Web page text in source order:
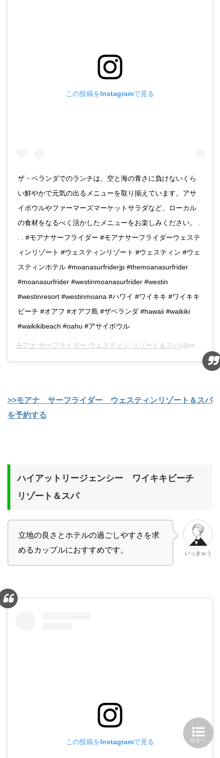
この投稿をInstagramで見る
ザ・ベランダでのランチは、空と海の青さに負けないくら
い鮮やかで元気の出るメニューを取り揃えています。アサ
イボウルやファーマーズマーケットサラダなど、ローカル
の食材をなるべく活かしたメニューをお楽しみください。 .
. . #モアナサーフライダー #モアナサーフライダーウェステ
ィンリゾート #ウェスティンリゾート #ウェスティン #ウェ
スティンホテル #moanasurfriderjp #themoanasurfrider
#moanasurfrider #westinmoanasurfrider #westin
#westinresort #westinmoana #ハワイ #ワイキキ #ワイキキ
ビーチ #オアフ #オアフ島 #ザベランダ #hawaii #waikiki
#waikikibeach #oahu #アサイボウル
モアナ サーフライダー ウェスティン リゾート＆スパ(@moanasurfriderjp)がシェアした投稿 -
>>モアナ サーフライダー ウェスティンリゾート＆スパ
を予約する
ハイアットリージェンシー ワイキキビーチ
リゾート＆スパ
立地の良さとホテルの過ごしやすさを求
めるカップルにおすすめです。
いっきゅう
この投稿をInstagramで見る